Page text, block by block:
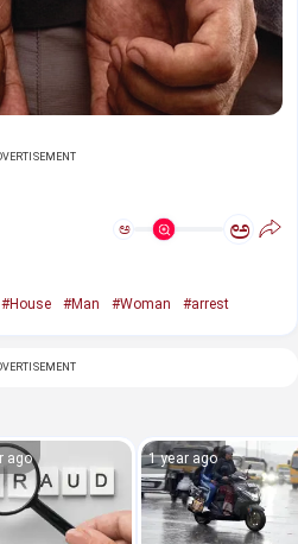
ಅ ಅ
#House #Man #Woman #arrest
ago 1 year ago